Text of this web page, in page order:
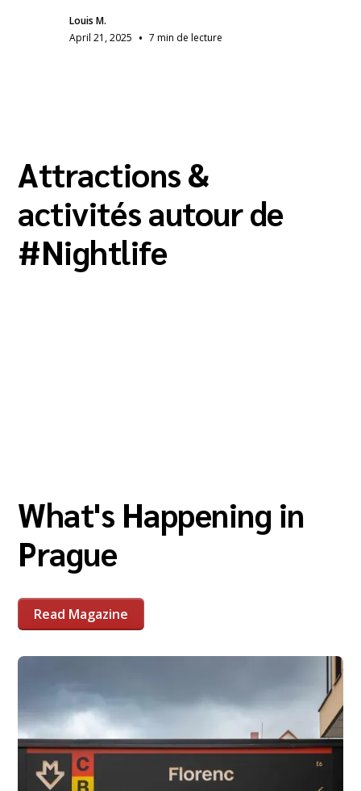
Louis M.
April 21, 2025 • 7 min de lecture
Attractions &
activités autour de
#Nightlife
What's Happening in
Prague
Read Magazine